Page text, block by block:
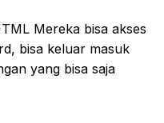
Mereka bisa akses
bisa keluar masuk
yang bisa saja